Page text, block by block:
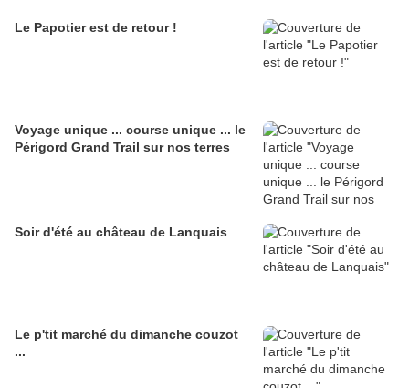
Le Papotier est de retour !
Voyage unique ... course unique ... le
Périgord Grand Trail sur nos terres
Soir d'été au château de Lanquais
Le p'tit marché du dimanche couzot
...